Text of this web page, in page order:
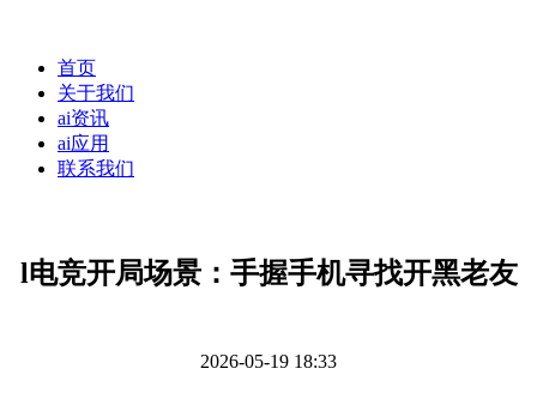
首页
关于我们
ai资讯
ai应用
联系我们
l电竞开局场景：手握手机寻找开黑老友
2026-05-19 18:33